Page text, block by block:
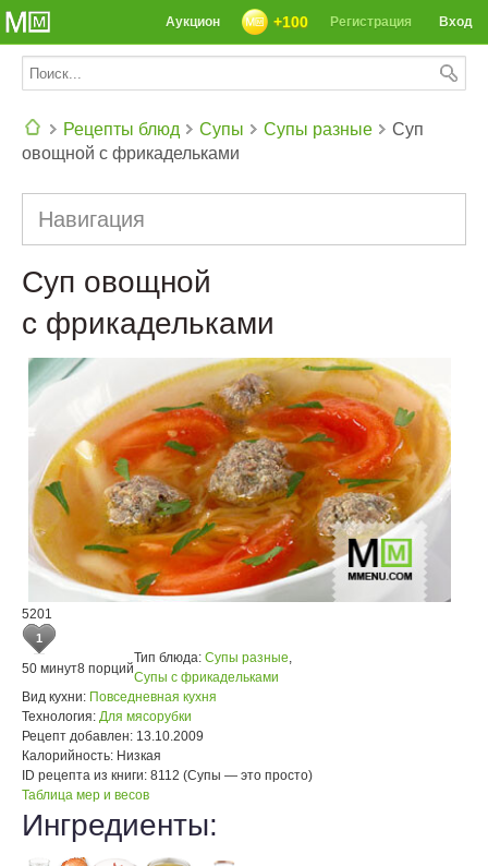
Вход
Регистрация
+100
Аукцион
Рецепты блюд Супы Супы разные
Суп
овощной с фрикадельками
Навигация
Суп овощной
с фрикадельками
5201
1
50 минут8 порций
Тип блюда: Супы разные,
Супы с фрикадельками
Вид кухни: Повседневная кухня
Технология: Для мясорубки
Рецепт добавлен: 13.10.2009
Калорийность: Низкая
ID рецепта из книги: 8112 (Супы — это просто)
Таблица мер и весов
Ингредиенты: